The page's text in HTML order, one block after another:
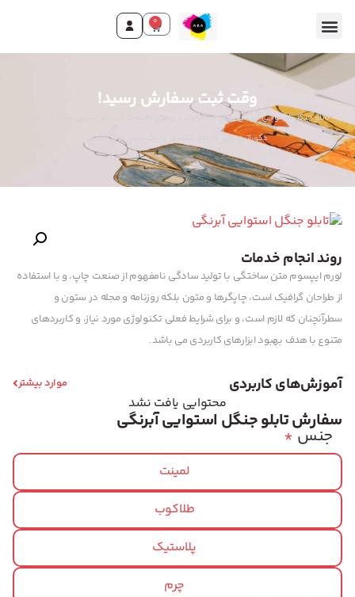
0
وقت ثبت سفارش رسید!
تابلو جنگل استوایی آبرنگی: غرق در طراوت و زیبایی طبیعت در دکوراسیون شما. این تابلو
دکوراتیو برای کارهای تکسچر و رنگ روغن عالی است.
روند انجام خدمات
لورم ایپسوم متن ساختگی با تولید سادگی نامفهوم از صنعت چاپ، و با استفاده
از طراحان گرافیک است، چاپگرها و متون بلکه روزنامه و مجله در ستون و
سطرآنچنان که لازم است، و برای شرایط فعلی تکنولوژی مورد نیاز، و کاربردهای
متنوع با هدف بهبود ابزارهای کاربردی می باشد.
آموزش‌های کاربردی موارد بیشتر
محتوایی یافت نشد
سفارش تابلو جنگل استوایی آبرنگی
* جنس
لمینت
طلاکوب
پلاستیک
چرم